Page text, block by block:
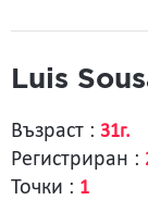
Luis
Възраст : 31г.
Регистриран :
Точки : 1